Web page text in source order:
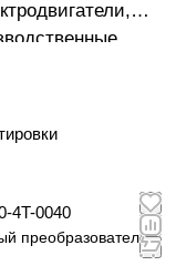
4T-0040
преобразователь